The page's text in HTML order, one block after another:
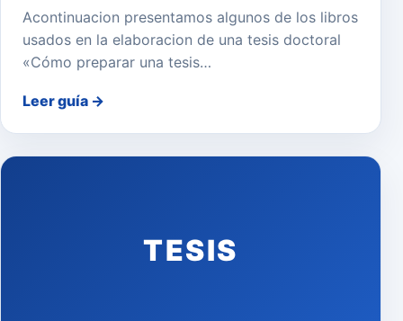
Acontinuacion presentamos algunos de los libros
usados en la elaboracion de una tesis doctoral
«Cómo preparar una tesis…
Leer guía →
TESIS